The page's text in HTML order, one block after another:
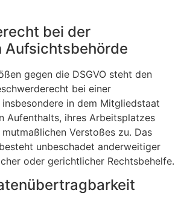
bei der
Aufsichts­behörde
gegen die DSGVO steht den
bei einer
in dem Mitgliedstaat
Aufenthalts, ihres Arbeitsplatzes
Verstoßes zu. Das
unbeschadet anderweitiger
oder gerichtlicher Rechtsbehelfe.